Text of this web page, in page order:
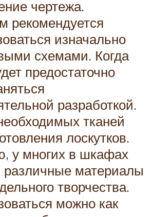
чертежа.
рекомендуется
изначально
схемами. Когда
предостаточно
разработкой.
тканей
лоскутков.
у многих в шкафах
материалы
творчества.
можно как